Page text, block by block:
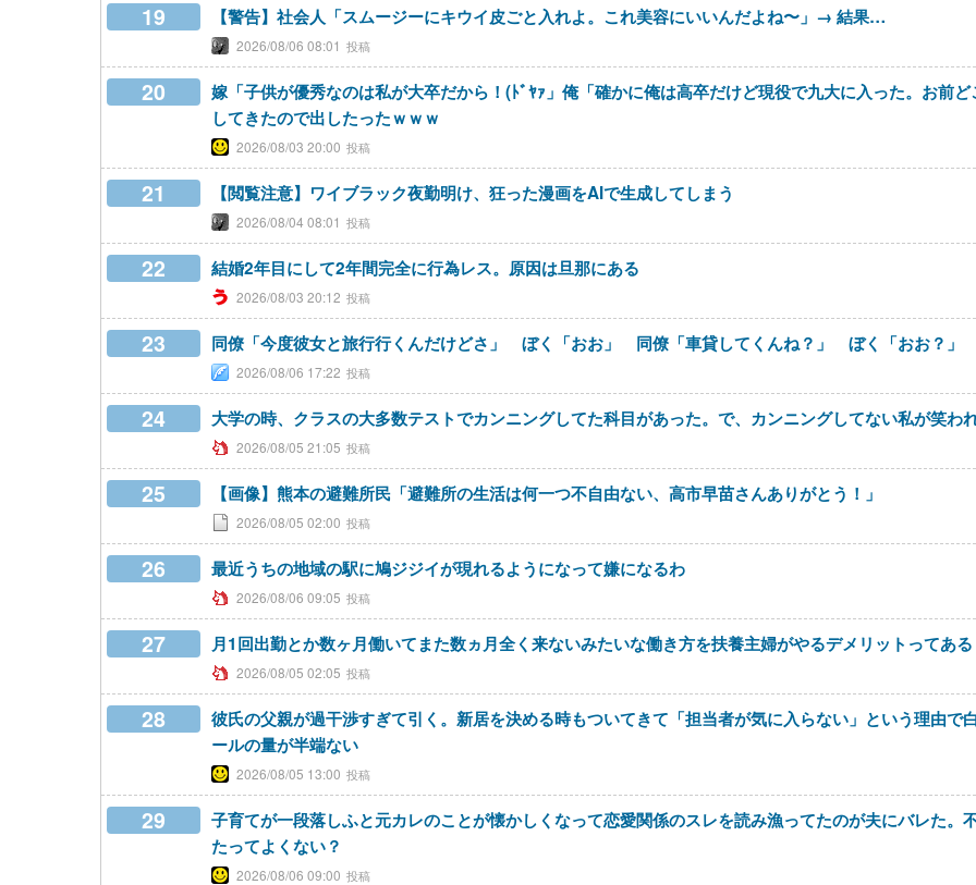
19 【警告】社会人「スムージーにキウイ皮ごと入れよ。これ美容にいいんだよね〜」→ 結果…
2026/08/06 08:01
20
嫁「子供が優秀なのは私が大卒だから！(ﾄﾞﾔｧ」俺「確かに俺は高卒だけど現役で九大に入った。お前
してきたので出したったｗｗｗ
2026/08/03 20:00
21 【閲覧注意】ワイブラック夜勤明け、狂った漫画をAIで生成してしまう
2026/08/04 08:01
22 結婚2年目にして2年間完全に行為レス。原因は旦那にある
2026/08/03 20:12
23 同僚「今度彼女と旅行行くんだけどさ」 ぼく「おお」 同僚「車貸してくんね？」 ぼく「おお？」
2026/08/06 17:22
24 大学の時、クラスの大多数テストでカンニングしてた科目があった。で、カンニングしてない私が笑わ
2026/08/05 21:05
25 【画像】熊本の避難所民「避難所の生活は何一つ不自由ない、高市早苗さんありがとう！」
2026/08/05 02:00
26 最近うちの地域の駅に鳩ジジイが現れるようになって嫌になるわ
2026/08/06 09:05
27 月1回出勤とか数ヶ月働いてまた数ヵ月全く来ないみたいな働き方を扶養主婦がやるデメリットってあ
2026/08/05 02:05
28
彼氏の父親が過干渉すぎて引く。新居を決める時もついてきて「担当者が気に入らない」という理由で
ールの量が半端ない
2026/08/05 13:00
29
子育てが一段落しふと元カレのことが懐かしくなって恋愛関係のスレを読み漁ってたのが夫にバレた。
たってよくない？
2026/08/06 09:00